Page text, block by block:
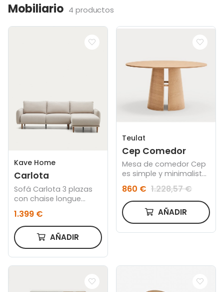
Mobiliario 4 productos
Kave Home
Carlota
Sofá Carlota 3 plazas
con chaise longue
beige 262 cm
1.399 €
AÑADIR
Teulat
Cep Comedor
Mesa de comedor Cep
es simple y minimalista,
donde se ha buscado
sacar el máximo
rendimiento al proceso
de construcción de las
piezas: el curvado de
madera.
860 € 1.228,57 €
AÑADIR